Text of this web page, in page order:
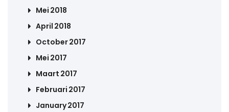
Mei 2018
April 2018
October 2017
Mei 2017
Maart 2017
Februari 2017
January 2017